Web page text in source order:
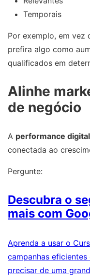
Temporais
Por exemplo, em vez
prefira algo como
qualificados em
Alinhe
de negócio
A performance digital
conectada ao
Pergunte:
Descubra o
mais com
Aprenda a usar o
campanhas
precisar de uma